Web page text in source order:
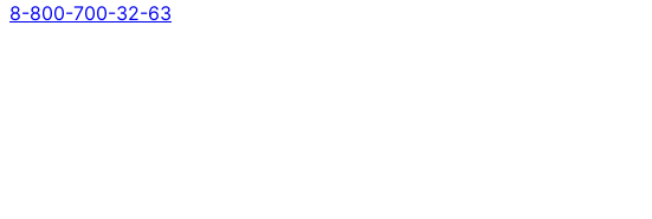
8-800-700-32-63